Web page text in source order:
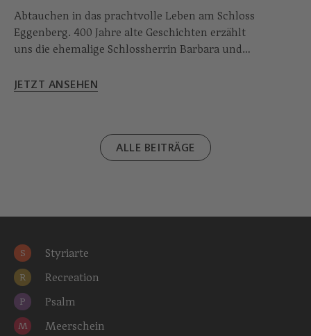
Abtauchen in das prachtvolle Leben am Schloss
Eggenberg. 400 Jahre alte Geschichten erzählt
uns die ehemalige Schlossherrin Barbara und
JETZT ANSEHEN
ALLE BEITRÄGE
S Styriarte
R Recreation
P Psalm
M Meerschein